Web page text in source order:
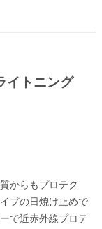
イトニング
からもプロテク
プの日焼け止めで
で近赤外線プロテ